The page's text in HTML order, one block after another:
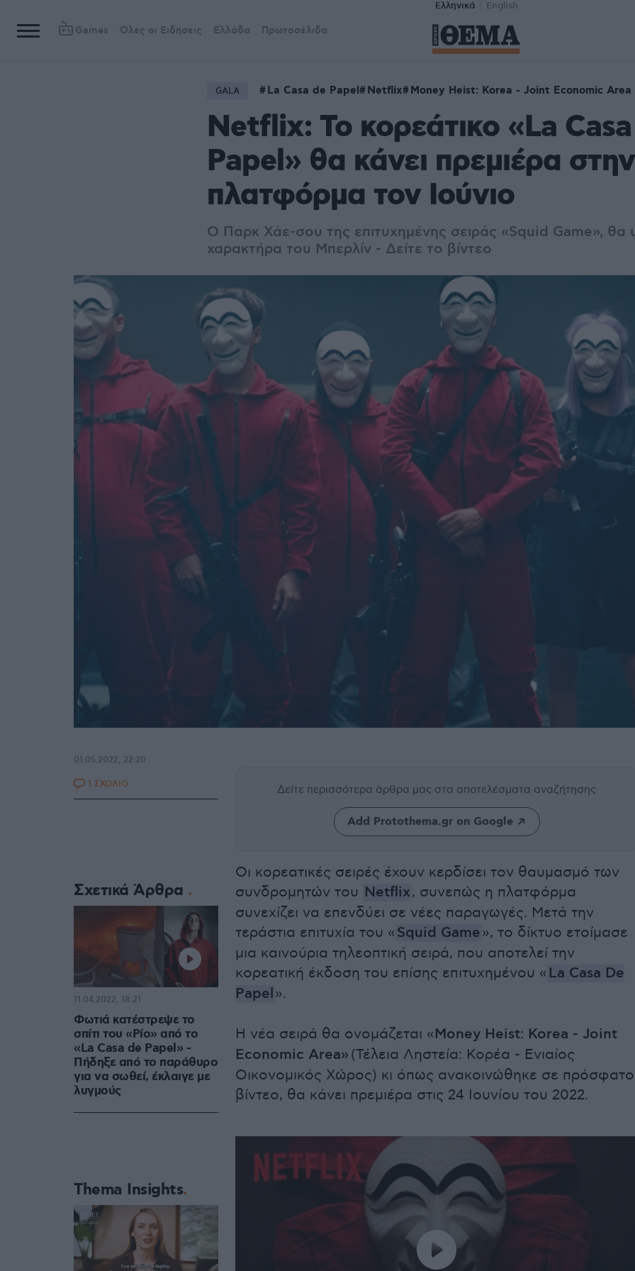
Ελληνικά English
Games Όλες οι Ειδήσεις Ελλάδα Πρωτοσέλιδα
GALA La Casa de Papel Netflix Money Heist: Korea - Joint Economic Area
Netflix: To κορεάτικο «La
Papel» θα κάνει πρεμιέρα στην
πλατφόρμα τον Ιούνιο
Ο Παρκ Χάε-σου της επιτυχημένης σειράς «Squid Game», θα
χαρακτήρα του Μπερλίν - Δείτε το βίντεο
Δείτε περισσότερα άρθρα μας στα αποτελέσματα αναζήτησης
Add Protothema.gr on Google
Οι κορεατικές σειρές έχουν κερδίσει τον θαυμασμό των
συνδρομητών του Netflix, συνεπώς η πλατφόρμα
συνεχίζει να επενδύει σε νέες παραγωγές. Μετά την
τεράστια επιτυχία του « Squid Game», το δίκτυο ετοίμασε
μια καινούρια τηλεοπτική σειρά, που αποτελεί την
κορεατική έκδοση του επίσης επιτυχημένου « La Casa De
Papel».
Η νέα σειρά θα ονομάζεται «Money Heist: Korea - Joint
Economic Area» (Τέλεια Ληστεία: Κορέα - Ενιαίος
Οικονομικός Χώρος) κι όπως ανακοινώθηκε σε πρόσφατο
βίντεο, θα κάνει πρεμιέρα στις 24 Ιουνίου του 2022.
01.05.2022, 22:20
1 ΣΧΟΛΙΟ
Σχετικά Άρθρα
Φωτιά κατέστρεψε το
σπίτι του «Ρίο» από το
«La Casa de Papel» -
Πήδηξε από το παράθυρο
για να σωθεί, έκλαιγε με
λυγμούς
11.04.2022, 18:21
Thema Insights